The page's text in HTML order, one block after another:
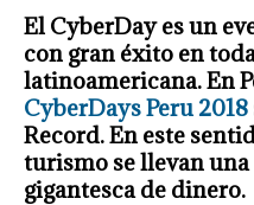
El CyberDay es un
con gran éxito en
latinoamericana. En
CyberDays Peru 2018
Record. En este
turismo se llevan
gigantesca de dinero.